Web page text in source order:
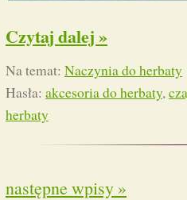
Czytaj dalej »
Na temat: Naczynia do herbaty
Hasła: akcesoria do herbaty,
herbaty
następne wpisy »